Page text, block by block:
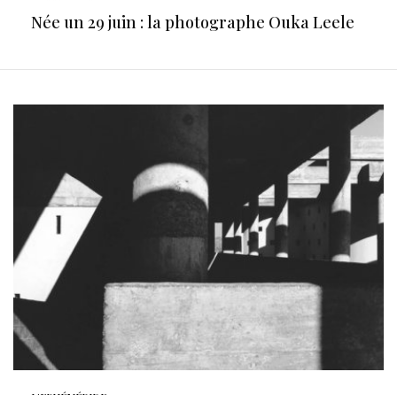
Née un 29 juin : la photographe Ouka Leele